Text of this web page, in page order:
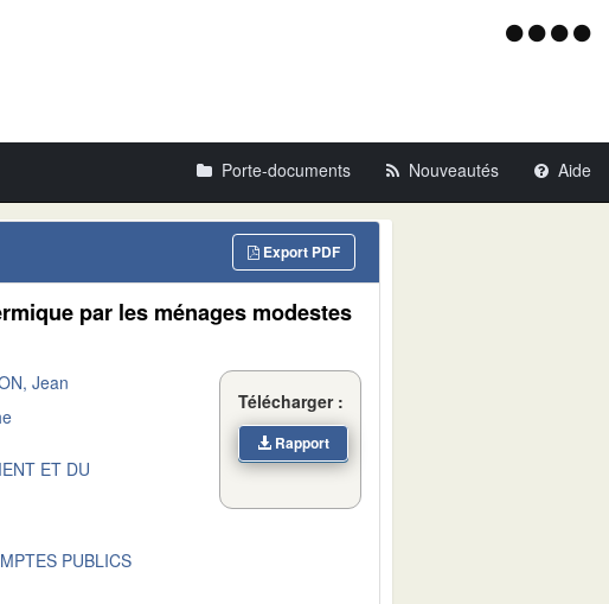
Menu
Porte-documents Nouveautés Aide
Export PDF
par les ménages modestes
Jean
ET DU
PUBLICS
Télécharger :
Rapport